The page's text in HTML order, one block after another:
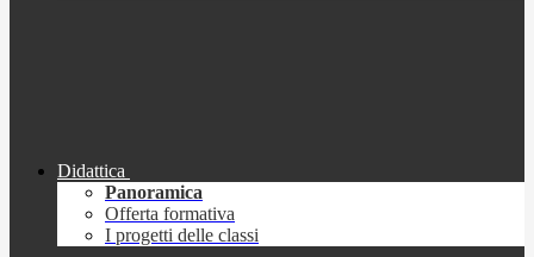
Didattica
Panoramica
Offerta formativa
I progetti delle classi